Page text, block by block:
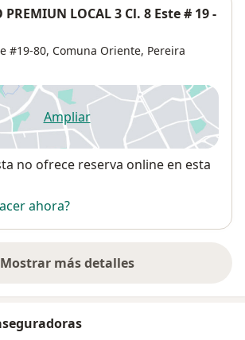
PREMIUN LOCAL 3 Cl. 8 Este # 19 -
#19-80, Comuna Oriente, Pereira
Ampliarse abre en una nueva
no ofrece reserva online en esta
ahora?
Mostrar más detalles
sobre la dirección